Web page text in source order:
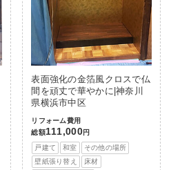
表面強化の金箔風クロスで仏
間を頑丈で華やかに|神奈川
県横浜市中区
リフォーム費用
総額111,000円
戸建て
和室
その他の場所
壁紙張り替え
床材